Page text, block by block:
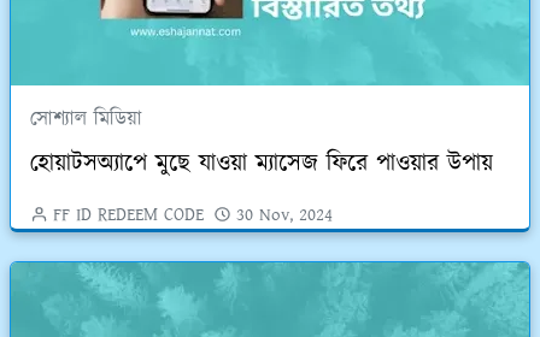
সোশ্যাল মিডিয়া
হোয়াটসঅ্যাপে মুছে যাওয়া ম্যাসেজ ফিরে পাওয়ার উপায়
FF ID REDEEM CODE 30 Nov, 2024